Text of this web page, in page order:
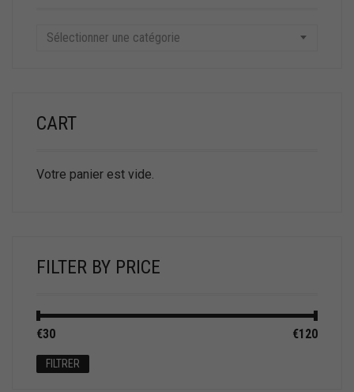
Sélectionner une catégorie
CART
Votre panier est vide.
FILTER BY PRICE
Prix
Prix
FILTRER
€30 €120